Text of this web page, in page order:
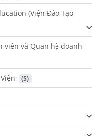
(Viện Đào Tạo
viên và Quan hệ doanh
(5)